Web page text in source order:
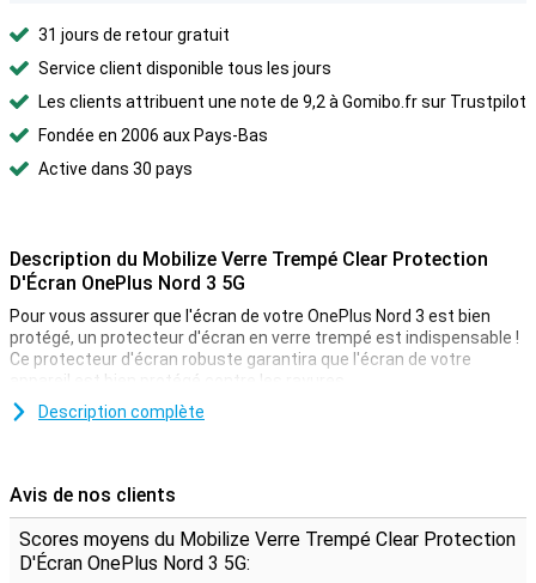
31 jours de retour gratuit
Service client disponible tous les jours
Les clients attribuent une note de 9,2 à Gomibo.fr sur Trustpilot
Fondée en 2006 aux Pays-Bas
Active dans 30 pays
Description du Mobilize Verre Trempé Clear Protection
D'Écran OnePlus Nord 3 5G
Pour vous assurer que l'écran de votre OnePlus Nord 3 est bien
protégé, un protecteur d'écran en verre trempé est indispensable !
Ce protecteur d'écran robuste garantira que l'écran de votre
appareil est bien protégé contre les rayures.
Évitez les rayures disgracieuses sur l'écran de votre OnePlus Nord
et est à peine visible.
**Veuillez noter que certains écrans sont légèrement arrondis sur
les côtés. Par conséquent, une protection d'écran ne s'adaptera
pas à tous les bords, mais seulement à la partie plate. Le
Description complète
Avis de nos clients
Scores moyens du Mobilize Verre Trempé Clear Protection
D'Écran OnePlus Nord 3 5G: